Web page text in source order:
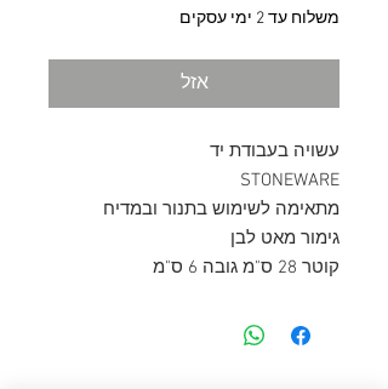
משלוח עד 2 ימי עסקים
אזל
עשויה בעבודת יד
STONEWARE
מתאימה לשימוש בתנור ובמדיח
גימור מאט לבן
קוטר 28 ס"מ גובה 6 ס"מ